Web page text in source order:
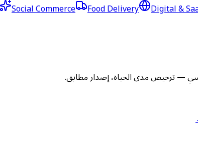
Social Commerce Food Delivery Digital &
— ترخيص مدى الحياة، إصدار مطابق.